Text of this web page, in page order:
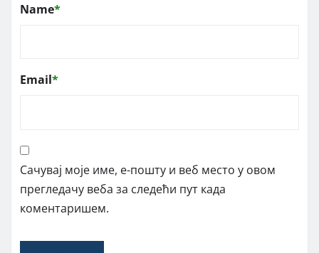
Name*
Email*
Сачувај моје име, е-пошту и веб место у овом
прегледачу веба за следећи пут када
коментаришем.